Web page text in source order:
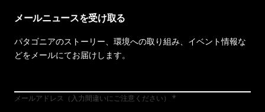
メールニュースを受け取る
パタゴニアのストーリー、環境への取り組み、イベント情報な
どをメールにてお届けします。
メールアドレス（入力間違いにご注意ください）